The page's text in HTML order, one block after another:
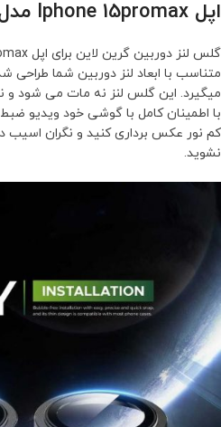
اپل Iphone 15promax مدل HD plus
متناسب با ابعاد لنز دوربین شما طراحی
میگیرد. این گلس لنز نه مات می شود
با اطمینان کامل با گوشی خود ویدیو
کم نور عکس برداری کنید و نگران
نشوید.